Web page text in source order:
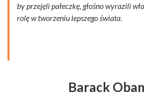
by przejęli pałeczkę, głośno wyrazili
rolę w tworzeniu lepszego świata.
Barack